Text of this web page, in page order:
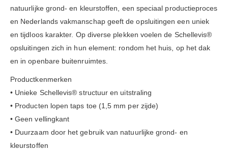
natuurlijke grond- en kleurstoffen, een speciaal productieproces
en Nederlands vakmanschap geeft de opsluitingen een uniek
en tijdloos karakter. Op diverse plekken voelen de Schellevis®
opsluitingen zich in hun element: rondom het huis, op het dak
en in openbare buitenruimtes.
Productkenmerken
• Unieke Schellevis® structuur en uitstraling
• Producten lopen taps toe (1,5 mm per zijde)
• Geen vellingkant
• Duurzaam door het gebruik van natuurlijke grond- en
kleurstoffen